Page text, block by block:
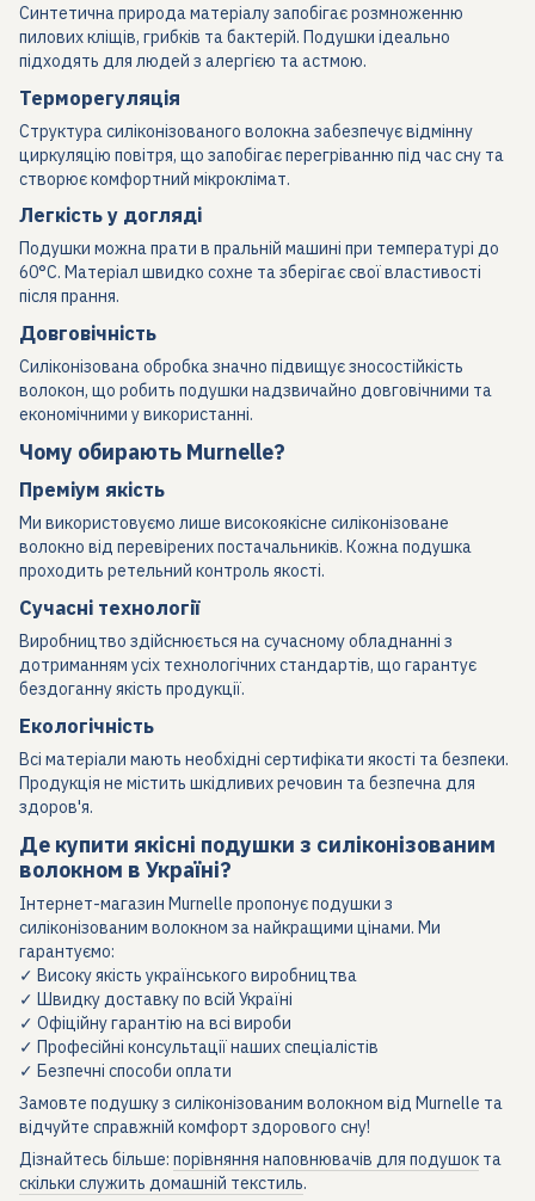
Синтетична природа матеріалу запобігає розмноженню
пилових кліщів, грибків та бактерій. Подушки ідеально
підходять для людей з алергією та астмою.
Терморегуляція
Структура силіконізованого волокна забезпечує відмінну
циркуляцію повітря, що запобігає перегріванню під час сну та
створює комфортний мікроклімат.
Легкість у догляді
Подушки можна прати в пральній машині при температурі до
60°C. Матеріал швидко сохне та зберігає свої властивості
після прання.
Довговічність
Силіконізована обробка значно підвищує зносостійкість
волокон, що робить подушки надзвичайно довговічними та
економічними у використанні.
Чому обирають Murnelle?
Преміум якість
Ми використовуємо лише високоякісне силіконізоване
волокно від перевірених постачальників. Кожна подушка
проходить ретельний контроль якості.
Сучасні технології
Виробництво здійснюється на сучасному обладнанні з
дотриманням усіх технологічних стандартів, що гарантує
бездоганну якість продукції.
Екологічність
Всі матеріали мають необхідні сертифікати якості та безпеки.
Продукція не містить шкідливих речовин та безпечна для
здоров'я.
Де купити якісні подушки з силіконізованим
волокном в Україні?
Інтернет-магазин Murnelle пропонує подушки з
силіконізованим волокном за найкращими цінами. Ми
гарантуємо:
✓ Високу якість українського виробництва
✓ Швидку доставку по всій Україні
✓ Офіційну гарантію на всі вироби
✓ Професійні консультації наших спеціалістів
✓ Безпечні способи оплати
Замовте подушку з силіконізованим волокном від Murnelle та
відчуйте справжній комфорт здорового сну!
Дізнайтесь більше: порівняння наповнювачів для подушок та
скільки служить домашній текстиль.